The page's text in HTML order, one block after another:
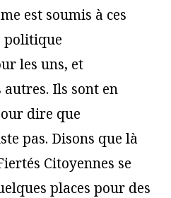
est soumis à ces
politique
les uns, et
Ils sont en
dire que
pas. Disons que là
Citoyennes se
places pour des